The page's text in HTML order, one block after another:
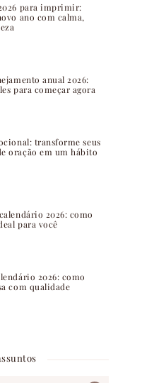
para imprimir:
ano com calma,
anual 2026:
para começar agora
transforme seus
oração em um hábito
2026: como
para você
2026: como
com qualidade